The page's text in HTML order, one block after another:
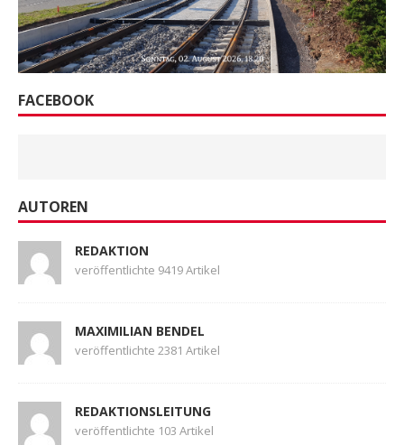
FACEBOOK
AUTOREN
REDAKTION
veröffentlichte 9419 Artikel
MAXIMILIAN BENDEL
veröffentlichte 2381 Artikel
REDAKTIONSLEITUNG
veröffentlichte 103 Artikel